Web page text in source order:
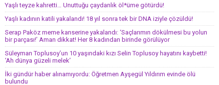
Yaşlı teyze kahretti… Unuttuğu çaydanlık öl*üme götürdü!
Yaşlı kadının katili yakalandı! 18 yıl sonra tek bir DNA iziyle çözüldü!
Serap Paköz meme kanserine yakalandı: ‘Saçlarımın dökülmesi bu yolun
bir parçası!’ Aman dikkat! Her 8 kadından birinde görülüyor
Süleyman Toplusoy’un 10 yaşındaki kızı Selin Toplusoy hayatını kaybetti!
‘Ah dünya güzeli melek’
İki gündür haber alınamıyordu: Öğretmen Ayşegül Yıldırım evinde ölü
bulundu